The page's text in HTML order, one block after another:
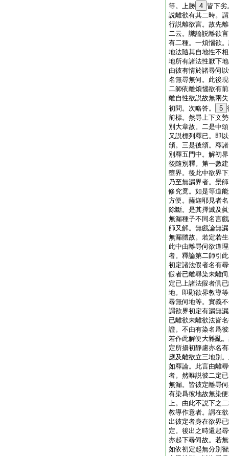
等。上勝 4 皆下劣
説離欲有其二時。
行説離欲言。故先
二云。識論説離欲
有二種。一煩惱欲
地法隨其自地性不
地所有諸法性厭下
由彼有情於諸尋伺
名無尋無伺。此後
二師依離煩惱欲有
離自性欲説故無兩
初問。次略答。
5
前標。然尋上下文
別大章故。二是中
又説標列釋已。即
頌。三是後頌。釋
別釋五門中。解初
後隨別釋。第一數
墮界。後此中欲界
乃至無漏界者。景
修究竟。如是等道
方便。薩迦耶見者
除斷。是其擇滅及
無漏種子不同名言
師又解。無戲論無
無漏體故。若定若
此中由離尋伺欲道
者。釋論第二師引
初定諸法假者名有
假者已離尋染未離
定已上諸法假者倶
地。即顯欲界教導
尋無伺地等。實義
謂欲界初定有漏無
已離欲未離欲法皆
證。不由有染名爲
若作此解便大雜亂
定所攝初靜慮亦名
應及離欲立三地別
如釋論。此言由離
者。然唯説彼二定
無漏。皆彼定離尋
有染爲彼地故無染
上。由此不説下之
教導作意者。謂在
出彼定者身在欲界
定。後出之時還起
亦起下尋伺故。若
如依初定起無分別